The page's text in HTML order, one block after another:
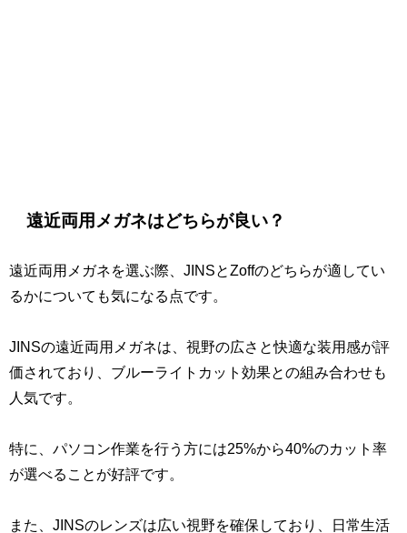
遠近両用メガネはどちらが良い？
遠近両用メガネを選ぶ際、JINSとZoffのどちらが適してい
るかについても気になる点です。
JINSの遠近両用メガネは、視野の広さと快適な装用感が評
価されており、ブルーライトカット効果との組み合わせも
人気です。
特に、パソコン作業を行う方には25%から40%のカット率
が選べることが好評です。
また、JINSのレンズは広い視野を確保しており、日常生活